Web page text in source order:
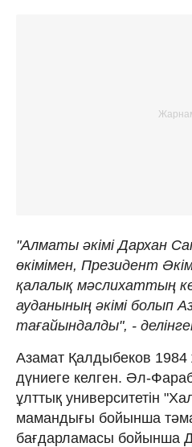
"Алматы әкімі Дархан
өкімімен, Президент
қалалық мәслихаттың
ауданының әкімі болып
тағайындалды", -
Азамат Қалдыбеков
дүниеге келген. Әл-
ұлттық университетін
мамандығы бойынша
бағдарламасы бойынша